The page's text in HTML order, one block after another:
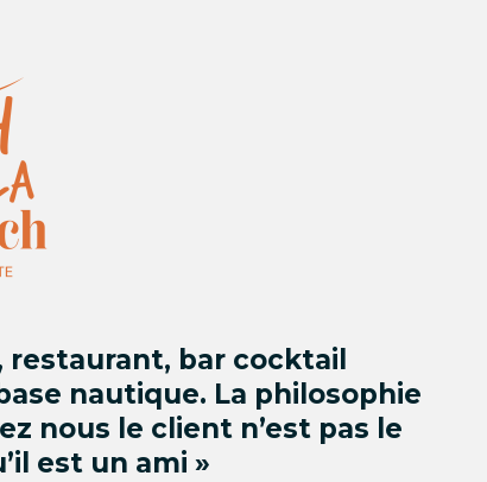
restaurant, bar cocktail
nautique. La philosophie
nous le client n’est pas le
est un ami »